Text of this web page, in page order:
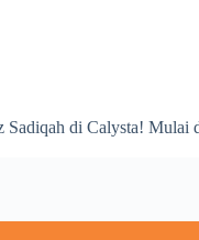
di Calysta!